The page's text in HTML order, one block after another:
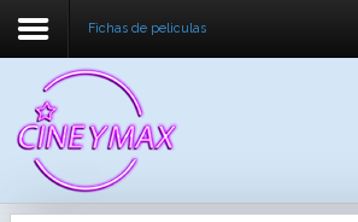
Fichas de peliculasREGISTER